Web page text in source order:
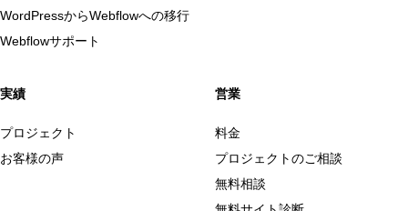
WordPressからWebflowへの移行
Webflowサポート
実績
プロジェクト
お客様の声
営業
料金
プロジェクトのご相談
無料相談